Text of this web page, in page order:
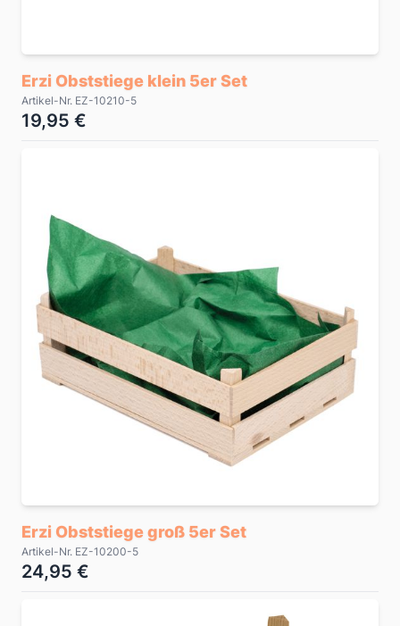
Erzi Obststiege klein 5er Set
Artikel-Nr. EZ-10210-5
19,95 €
Erzi Obststiege groß 5er Set
Artikel-Nr. EZ-10200-5
24,95 €